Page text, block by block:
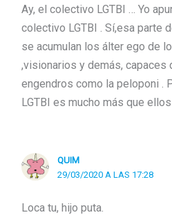
Ay, el colectivo LGTBI … Yo
colectivo LGTBI . Sí,esa parte
se acumulan los álter ego de
,visionarios y demás, capaces
engendros como la peloponi .
LGTBI es mucho más que ellos
QUIM
29/03/2020 A LAS 17:28
Loca tu, hijo puta.